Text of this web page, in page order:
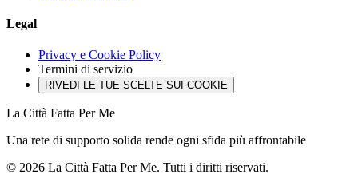
Legal
Privacy e Cookie Policy
Termini di servizio
RIVEDI LE TUE SCELTE SUI COOKIE
La Città Fatta Per Me
Una rete di supporto solida rende ogni sfida più affrontabile
© 2026 La Città Fatta Per Me. Tutti i diritti riservati.